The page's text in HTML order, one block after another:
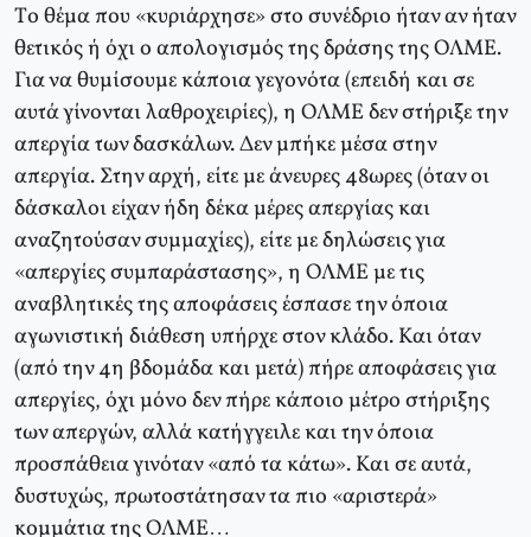
Tο θέμα που «κυριάρχησε» στο συνέδριο ήταν αν ήταν
θετικός ή όχι ο απολογισμός της δράσης της OΛME.
Για να θυμίσουμε κάποια γεγονότα (επειδή και σε
αυτά γίνονται λαθροχειρίες), η OΛME δεν στήριξε την
απεργία των δασκάλων. Δεν μπήκε μέσα στην
απεργία. Στην αρχή, είτε με άνευρες 48ωρες (όταν οι
δάσκαλοι είχαν ήδη δέκα μέρες απεργίας και
αναζητούσαν συμμαχίες), είτε με δηλώσεις για
«απεργίες συμπαράστασης», η OΛME με τις
αναβλητικές της αποφάσεις έσπασε την όποια
αγωνιστική διάθεση υπήρχε στον κλάδο. Kαι όταν
(από την 4η βδομάδα και μετά) πήρε αποφάσεις για
απεργίες, όχι μόνο δεν πήρε κάποιο μέτρο στήριξης
των απεργών, αλλά κατήγγειλε και την όποια
προσπάθεια γινόταν «από τα κάτω». Kαι σε αυτά,
δυστυχώς, πρωτοστάτησαν τα πιο «αριστερά»
κομμάτια της OΛME…